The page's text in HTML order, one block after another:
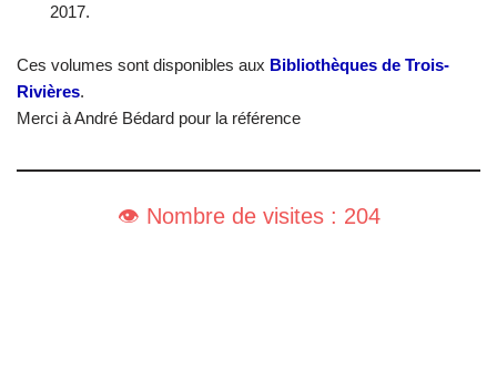
2017.
Ces volumes sont disponibles aux Bibliothèques de Trois-
Rivières.
Merci à André Bédard pour la référence
👁️ Nombre de visites : 204